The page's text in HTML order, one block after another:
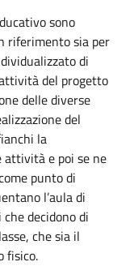
sono
riferimento sia per
di
del progetto
delle diverse
del
la
attività e poi se ne
punto di
l’aula di
decidono di
che sia il
fisico.